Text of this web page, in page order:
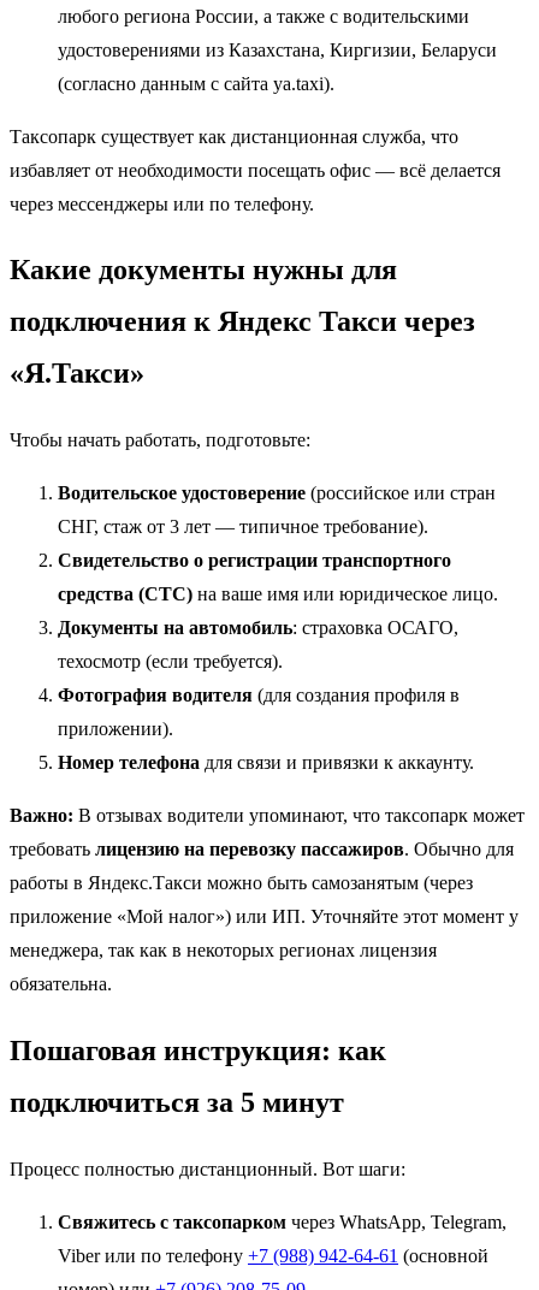
любого региона России, а также с водительскими
удостоверениями из Казахстана, Киргизии, Беларуси
(согласно данным с сайта ya.taxi).
Таксопарк существует как дистанционная служба, что
избавляет от необходимости посещать офис — всё делается
через мессенджеры или по телефону.
Какие документы нужны для
подключения к Яндекс Такси через
«Я.Такси»
Чтобы начать работать, подготовьте:
Водительское удостоверение (российское или стран
СНГ, стаж от 3 лет — типичное требование).
Свидетельство о регистрации транспортного
средства (СТС) на ваше имя или юридическое лицо.
Документы на автомобиль: страховка ОСАГО,
техосмотр (если требуется).
Фотография водителя (для создания профиля в
приложении).
Номер телефона для связи и привязки к аккаунту.
Важно: В отзывах водители упоминают, что таксопарк может
требовать лицензию на перевозку пассажиров. Обычно для
работы в Яндекс.Такси можно быть самозанятым (через
приложение «Мой налог») или ИП. Уточняйте этот момент у
менеджера, так как в некоторых регионах лицензия
обязательна.
Пошаговая инструкция: как
подключиться за 5 минут
Процесс полностью дистанционный. Вот шаги:
Свяжитесь с таксопарком через WhatsApp, Telegram,
Viber или по телефону +7 (988) 942-64-61 (основной